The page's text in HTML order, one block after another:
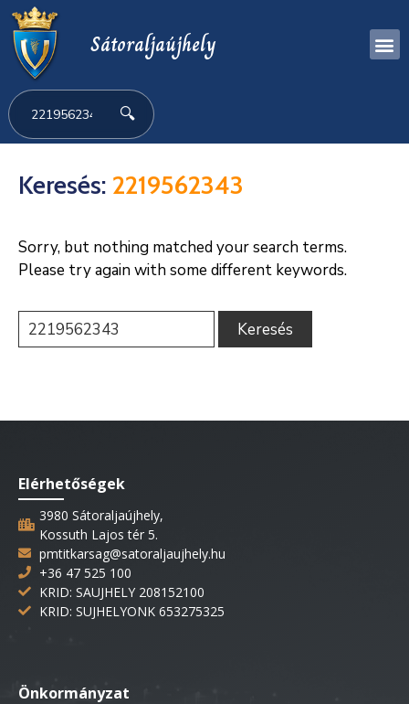
Sátoraljaújhely
🔍
Keresés: 2219562343
Sorry, but nothing matched your search terms.
Please try again with some different keywords.
Elérhetőségek
3980 Sátoraljaújhely,
Kossuth Lajos tér 5.
pmtitkarsag@satoraljaujhely.hu
+36 47 525 100
KRID: SAUJHELY 208152100
KRID: SUJHELYONK 653275325
Önkormányzat